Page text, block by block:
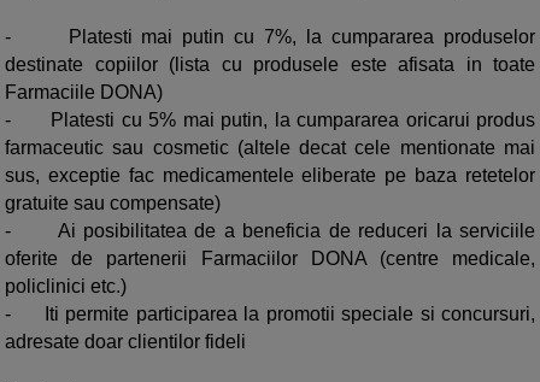
-
Platesti mai putin cu 7%, la cumpararea produselor
destinate copiilor (lista cu produsele este afisata in toate
Farmaciile DONA)
-
Platesti cu 5% mai putin, la cumpararea oricarui produs
farmaceutic sau cosmetic (altele decat cele mentionate mai
sus, exceptie fac medicamentele eliberate pe baza retetelor
gratuite sau compensate)
- Ai posibilitatea de a beneficia de reduceri la serviciile
oferite de partenerii Farmaciilor DONA (centre medicale,
policlinici etc.)
- Iti permite participarea la promotii speciale si concursuri,
adresate doar clientilor fideli